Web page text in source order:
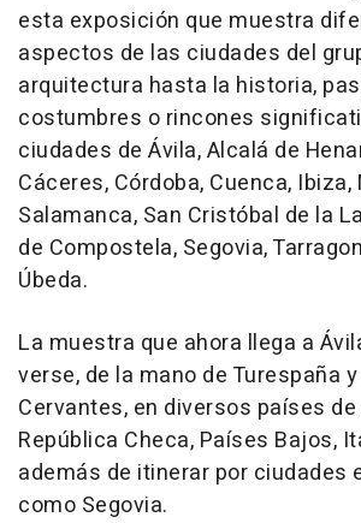
esta exposición que muestra
aspectos de las ciudades del
arquitectura hasta la historia,
costumbres o rincones
ciudades de Ávila, Alcalá de
Cáceres, Córdoba, Cuenca, Ibiza,
Salamanca, San Cristóbal de la
de Compostela, Segovia,
Úbeda.
La muestra que ahora llega a
verse, de la mano de Turespaña
Cervantes, en diversos países
República Checa, Países Bajos,
además de itinerar por ciudades
como Segovia.